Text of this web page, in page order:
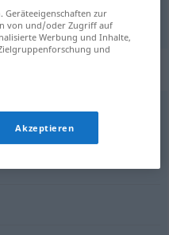
Geräteeigenschaften zur
von und/oder Zugriff auf
Werbung und Inhalte,
und
Akzeptieren